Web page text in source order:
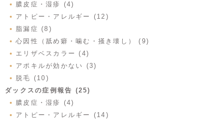
膿皮症・湿疹 (4)
アトピー・アレルギー (12)
脂漏症 (8)
心因性（舐め癖・噛む・掻き壊し） (9)
エリザベスカラー (4)
アポキルが効かない (3)
脱毛 (10)
ダックスの症例報告 (25)
膿皮症・湿疹 (4)
アトピー・アレルギー (14)